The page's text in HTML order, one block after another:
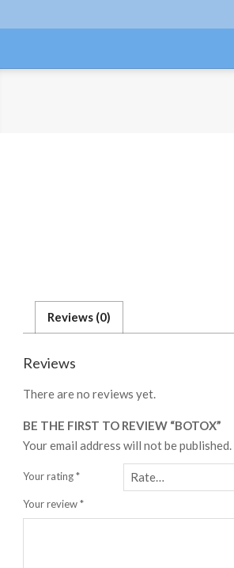
to
Reviews (0)
Reviews
There are no reviews yet.
BE THE FIRST TO REVIEW “BOTOX”
Your email address will not be published.
Your rating*
Your review*